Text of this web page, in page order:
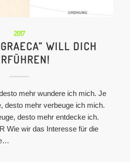
2017
WILL DICH
mehr wundere ich mich. Je
desto mehr verbeuge ich mich.
desto mehr entdecke ich.
Wie wir das Interesse für die